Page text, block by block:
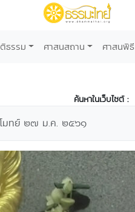
ธรรม ศาสนสถาน ศาสนพิธี
ค้นหาในเว็บไซต์ :
โมทย์ ๒๗ ม.ค. ๒๕๖๑